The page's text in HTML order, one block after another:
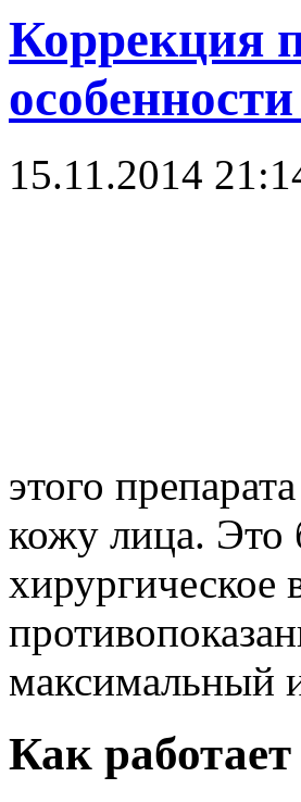
Коррекция
15.11.2014
этого
кожу лица. Это
максимальный
Как